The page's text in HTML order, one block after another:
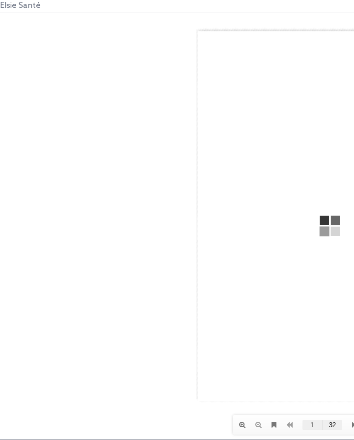
Elsie Santé